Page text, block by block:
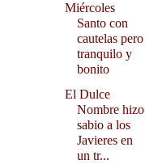
Miércoles
Santo con
cautelas pero
tranquilo y
bonito
El Dulce
Nombre hizo
sabio a los
Javieres en
un tr...